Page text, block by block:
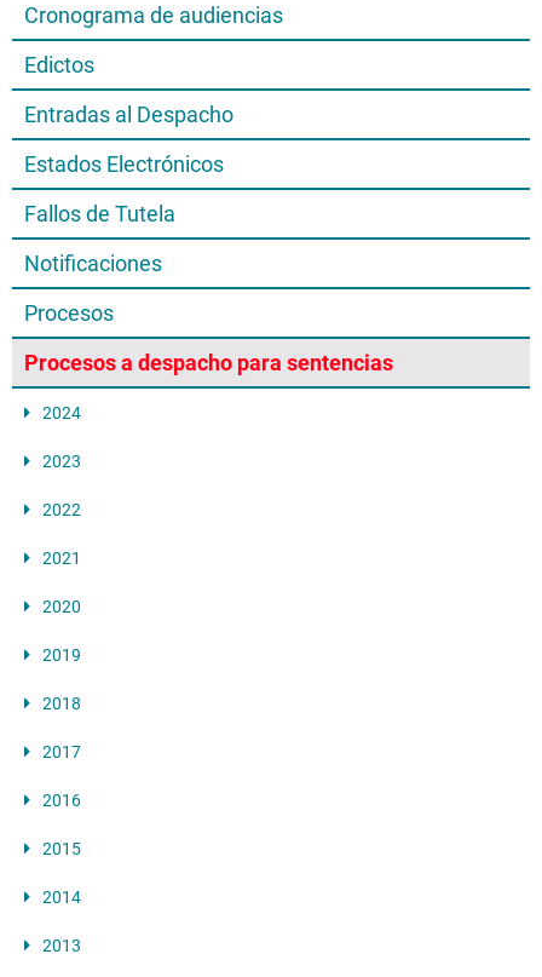
Cronograma de audiencias
Edictos
Entradas al Despacho
Estados Electrónicos
Fallos de Tutela
Notificaciones
Procesos
Procesos a despacho para sentencias
2024
2023
2022
2021
2020
2019
2018
2017
2016
2015
2014
2013